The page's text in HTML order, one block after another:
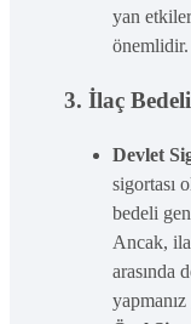
yan
önemlidir.
3. İlaç
Devlet
sigortası
bedeli
Ancak,
arasında